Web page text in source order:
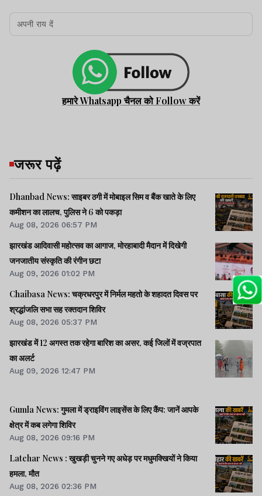
हमारे Whatsapp चैनल को Follow करें
जरूर पढ़ें
Dhanbad News: साइबर ठगी में मोबाइल सिम व बैंक खाते के लिए
कमीशन का लालच, पुलिस ने 6 को पकड़ा
Aug 08, 2026 06:57 PM
झारखंड आदिवासी महोत्सव का आगाज, मोरहाबादी मैदान में दिखेगी
जनजातीय संस्कृति की रंगीन छटा
Aug 09, 2026 01:02 PM
Chaibasa News: चक्रधरपुर में निर्मल महतो के शहादत दिवस पर
श्रद्धांजलि सभा सह रक्तदान शिविर
Aug 08, 2026 05:37 PM
झारखंड में 12 अगस्त तक रहेगा बारिश का असर, कई जिलों में वज्रपात
का अलर्ट
Aug 09, 2026 12:47 PM
Gumla News: गुमला में ड्राइविंग लाइसेंस के लिए कैंप: जानें आपके
क्षेत्र में कब लगेगा शिविर
Aug 08, 2026 09:16 PM
Latehar News : खुखड़ी चुनने गए अधेड़ पर मधुमक्खियों ने किया
हमला, मौत
Aug 08, 2026 02:36 PM